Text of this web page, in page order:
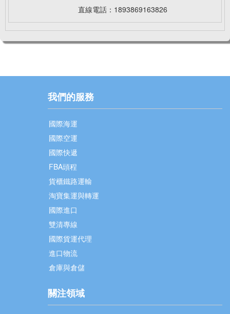
直線電話：1893869163826
我們的服務
國際海運
國際空運
國際快遞
FBA頭程
貨櫃鐵路運輸
淘寶集運與轉運
國際進口
雙清專線
國際貨運代理
進口物流
倉庫與倉儲
關注領域